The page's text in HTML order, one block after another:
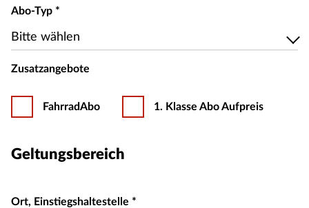
Abo-Typ *
Bitte wählen
Bitte wählen
Zusatzangebote
FahrradAbo 1. Klasse Abo Aufpreis
Geltungsbereich
Ort, Einstiegshaltestelle *